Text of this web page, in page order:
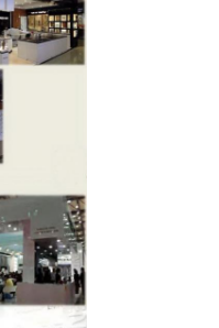
mensaje
pronto!